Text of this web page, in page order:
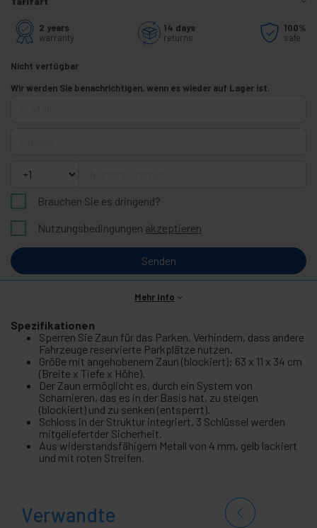
2 years
warranty
14 days
returns
100%
safe
Nicht verfügbar
Wir werden Sie benachrichtigen, wenn es wieder auf Lager ist.
Brauchen Sie es dringend?
Nutzungsbedingungen akzeptieren
Senden
Mehr Info
Spezifikationen
Sperren Sie Zaun für das Parken. Verhindern, dass andere
Fahrzeuge reservierte Parkplätze nutzen.
Größe mit angehobenem Zaun (blockiert): 63 x 11 x 34 cm
(Breite x Tiefe x Höhe).
Der Zaun ermöglicht es, durch ein System von
Scharnieren, das es in der Basis hat, zu steigen
(blockiert) und zu senken (entsperrt).
Schloss in der Struktur integriert. 3 Schlüssel werden
mitgeliefertder Sicherheit.
Aus widerstandsfähigem Metall von 4 mm, gelb lackiert
und mit roten Streifen.
Verwandte